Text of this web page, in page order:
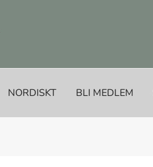
NORDISKT BLI MEDLEM